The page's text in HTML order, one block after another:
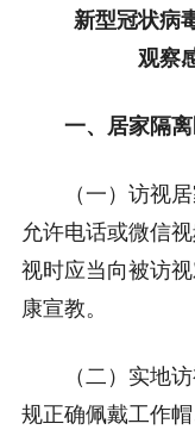
新型冠状病
观察
一、居家隔
（一）访视
允许电话或微信
视时应当向被访
康宣教。
（二）实地
规正确佩戴工作